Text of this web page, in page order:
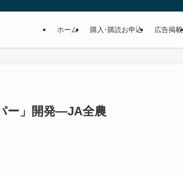
ホーム 購入･購読お申込 広告掲載
ー」開発—JA全農